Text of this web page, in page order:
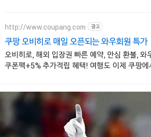
http://www.coupang.com 광고
쿠팡 오비히로 매일 오픈되는 와우회원 특가
오비히로, 해외 입장권 빠른 예약, 안심 환불,
쿠폰팩+5% 추가적립 혜택! 여행도 이제 쿠팡에